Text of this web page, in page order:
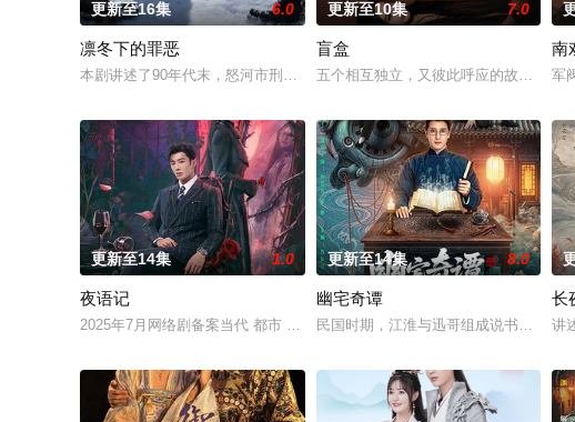
更新至16集 6.0
凛冬下的罪恶
本剧讲述了90年代末，怒河市刑侦支队在无普及监控、无DNA鉴定技术的支
更新至10集 7.0
盲盒
五个相互独立，又彼此呼应的故事——用
南
军
更新至14集 1.0
夜语记
2025年7月网络剧备案当代 都市 海南越酷文化传媒有限公司
更新至14集 8.0
幽宅奇谭
民国时期，江淮与迅哥组成说书班子，
长
讲